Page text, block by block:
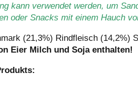
kann verwendet werden, um
oder Snacks mit einem Hauch
(21,3%) Rindfleisch
Eier Milch und Soja enthalten!